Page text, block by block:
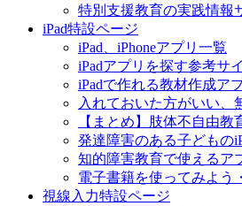
特別支援教育の実践情報
iPad特設ページ
iPad、iPhoneアプリ一覧
iPadアプリを探す参考サ
iPadで作れる教材作成ア
入れておいた方がいい、
【まとめ】肢体不自由教
発達障害のある子どもの
知的障害教育で使えるア
電子書籍を使ってみよう
視線入力特設ページ